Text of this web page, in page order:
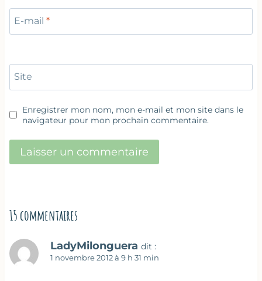
E-mail *
Site
Enregistrer mon nom, mon e-mail et mon site dans le
navigateur pour mon prochain commentaire.
15 commentaires
LadyMilonguera dit :
1 novembre 2012 à 9 h 31 min